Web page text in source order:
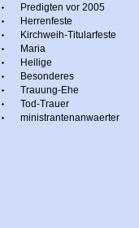
Predigten vor 2005
Herrenfeste
Kirchweih-Titularfeste
Maria
Heilige
Besonderes
Trauung-Ehe
Tod-Trauer
ministrantenanwaerter